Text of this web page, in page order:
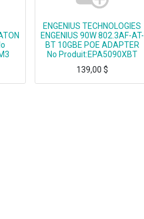
ENGENIUS TECHNOLOGIES
ENGENIUS 90W 802.3AF-AT-
BT 10GBE POE ADAPTER
No Produit:EPA5090XBT
139,00 $